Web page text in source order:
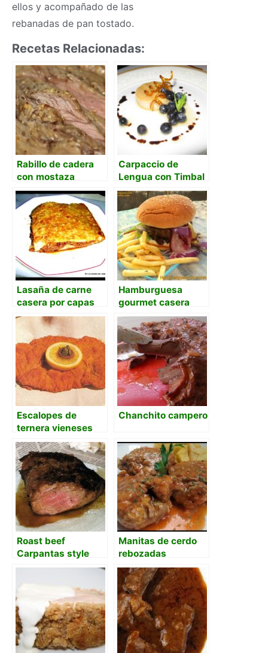
ellos y acompañado de las
rebanadas de pan tostado.
Recetas Relacionadas:
Rabillo de cadera
con mostaza
antigua
Carpaccio de
Lengua con Timbal
de Pebre de Mote
Lasaña de carne
casera por capas
paso a paso
Hamburguesa
gourmet casera
Escalopes de
ternera vieneses
Chanchito campero
Roast beef
Carpantas style
Manitas de cerdo
rebozadas